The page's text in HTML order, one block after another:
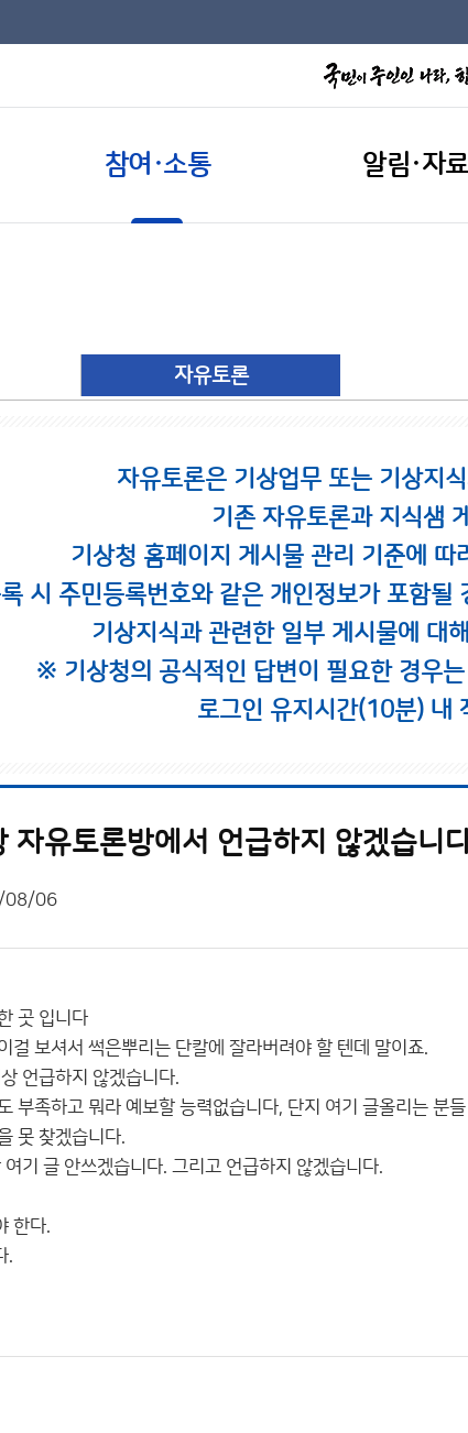
참여·소통 알림·자료
자유토론
자유토론은 기상업무 또는 기상지
기존 자유토론과 지식샘
기상청 홈페이지 게시물 관리 기준에
시 주민등록번호와 같은 개인정보가 포함
기상지식과 관련한 일부 게시물에 대
※ 기상청의 공식적인 답변이 필요한 경우
로그인 유지시간(10분) 내
자유토론방에서 언급하지 않겠습니
08/06
곳 입니다
걸 보셔서 썩은뿌리는 단칼에 잘라버려야 할 텐데 말이죠.
언급하지 않겠습니다.
부족하고 뭐라 예보할 능력없습니다, 단지 여기 글올리는 분
못 찾겠습니다.
기 글 안쓰겠습니다. 그리고 언급하지 않겠습니다.
한다.
.